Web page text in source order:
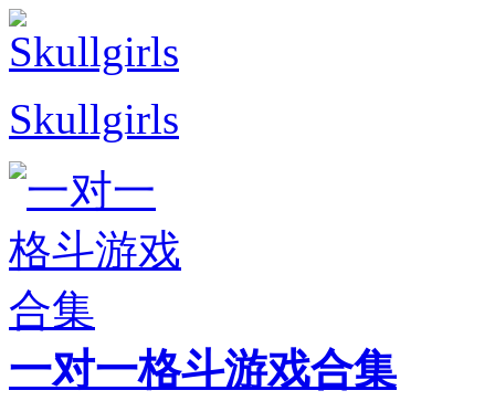
Skullgirls
一对一格斗游戏合集